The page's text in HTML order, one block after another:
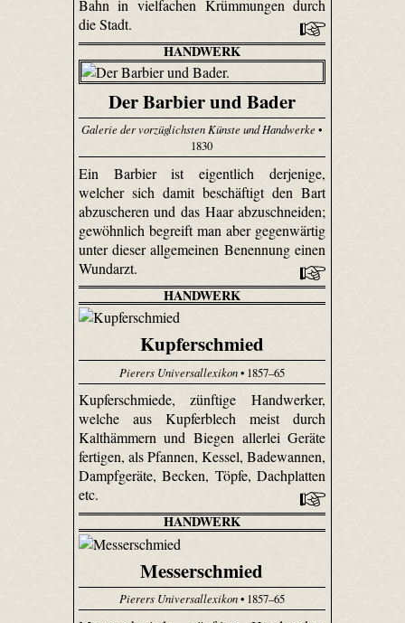
Bahn in vielfachen Krümmungen durch
die Stadt.
HANDWERK
Der Barbier und Bader
Galerie der vorzüglichsten Künste und Handwerke•
1830
Ein Barbier ist eigentlich derjenige,
welcher sich damit beschäftigt den Bart
abzu­scheren und das Haar abzuschneiden;
gewöhnlich begreift man aber gegenwärtig
unter dieser allgemeinen Benennung einen
Wundarzt.
HANDWERK
Kupferschmied
Pierers Universallexikon• 1857–65
Kupferschmiede, zünftige Handwerker,
welche aus Kupferblech meist durch
Kalthämmern und Biegen allerlei Geräte
fertigen, als Pfannen, Kessel, Badewannen,
Dampfgeräte, Becken, Töpfe, Dachplatten
etc.
HANDWERK
Messerschmied
Pierers Universallexikon• 1857–65